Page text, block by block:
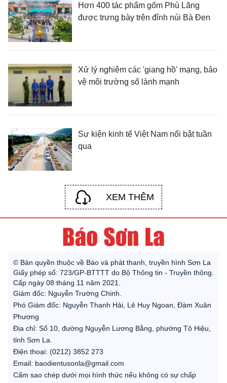
Hơn 400 tác phẩm gốm Phù Lãng
được trưng bày trên đỉnh núi Bà Đen
Xử lý nghiêm các 'giang hồ' mạng, bảo
vệ môi trường số lành mạnh
Sự kiện kinh tế Việt Nam nổi bật tuần
qua
XEM THÊM
© Bản quyền thuộc về Báo và phát thanh, truyền hình Sơn La
Giấy phép số: 723/GP-BTTTT do Bộ Thông tin - Truyền thông.
Cấp ngày 08 tháng 11 năm 2021.
Giám đốc: Nguyễn Trường Chinh.
Phó Giám đốc: Nguyễn Thanh Hải, Lê Huy Ngoan, Đàm Xuân
Phương
Địa chỉ: Số 10, đường Nguyễn Lương Bằng, phường Tô Hiệu,
tỉnh Sơn La.
Điện thoại: (0212) 3852 273
Email: baodientusonla@gmail.com
Cấm sao chép dưới mọi hình thức nếu không có sự chấp